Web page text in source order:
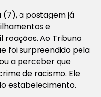
(7), a postagem já
e
reações. Ao Tribuna
foi surpreendido pela
a perceber que
de racismo. Ele
estabelecimento.